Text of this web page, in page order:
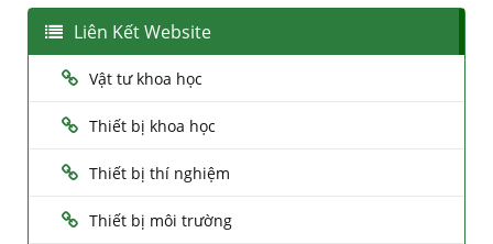
Liên Kết Website
Vật tư khoa học
Thiết bị khoa học
Thiết bị thí nghiệm
Thiết bị môi trường